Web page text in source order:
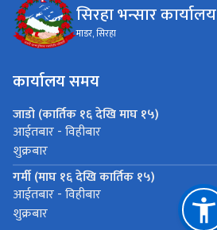
सिरहा भन्सार कार्यालय
माडर, सिरहा
कार्यालय समय
जाडो (कार्तिक १६ देखि माघ १५)
आईतबार - विहीबार
शुक्रबार
गर्मी (माघ १६ देखि कार्तिक १५)
आईतबार - विहीबार
शुक्रबार